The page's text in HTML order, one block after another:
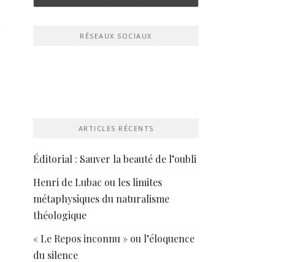
RÉSEAUX SOCIAUX
ARTICLES RÉCENTS
Éditorial : Sauver la beauté de l’oubli
Henri de Lubac ou les limites
métaphysiques du naturalisme
théologique
« Le Repos inconnu » ou l’éloquence
du silence